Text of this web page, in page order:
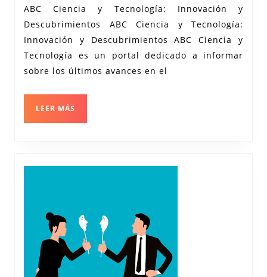
en
Ciencia
y
ABC Ciencia y Tecnología: Innovación y
Descubrimientos ABC Ciencia y Tecnología:
Innovación y Descubrimientos ABC Ciencia y
Tecnología es un portal dedicado a informar
sobre los últimos avances en el
LEER MÁS